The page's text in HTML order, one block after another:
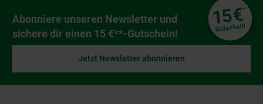
Newsletter Anmeldung
Abonniere unseren Newsletter und
sichere dir einen 15 €**-Gutschein!
15€**
Gutschein
Jetzt Newsletter abonnieren